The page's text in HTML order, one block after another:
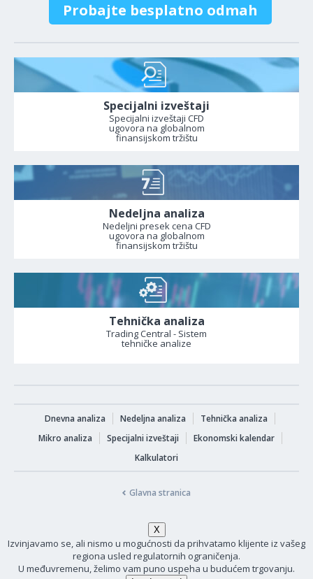
Probajte besplatno odmah
Specijalni izveštaji
Specijalni izveštaji CFD
ugovora na globalnom
finansijskom tržištu
Nedeljna analiza
Nedeljni presek cena CFD
ugovora na globalnom
finansijskom tržištu
Tehnička analiza
Trading Central - Sistem
tehničke analize
Dnevna analiza Nedeljna analiza
Tehnička analiza
Mikro analiza
Specijalni izveštaji
Ekonomski kalendar
Kalkulatori
Glavna stranica
Izvinjavamo se, ali nismo u mogućnosti da prihvatamo klijente iz vašeg
regiona usled regulatornih ograničenja.
U međuvremenu, želimo vam puno uspeha u budućem trgovanju.